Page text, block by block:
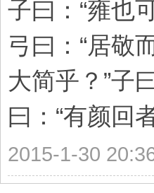
子曰：“雍也
弓曰：“居敬
大简乎？”子
曰：“有颜回
2015-1-30